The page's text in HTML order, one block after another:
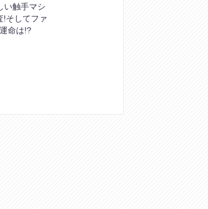
い触手マシ
!そしてファ
命は!?